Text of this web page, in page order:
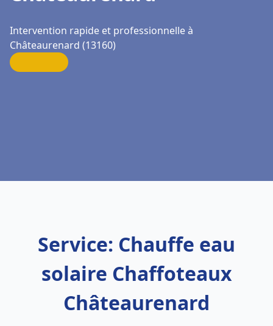
Intervention rapide et professionnelle à
Châteaurenard (13160)
Service: Chauffe eau
solaire Chaffoteaux
Châteaurenard